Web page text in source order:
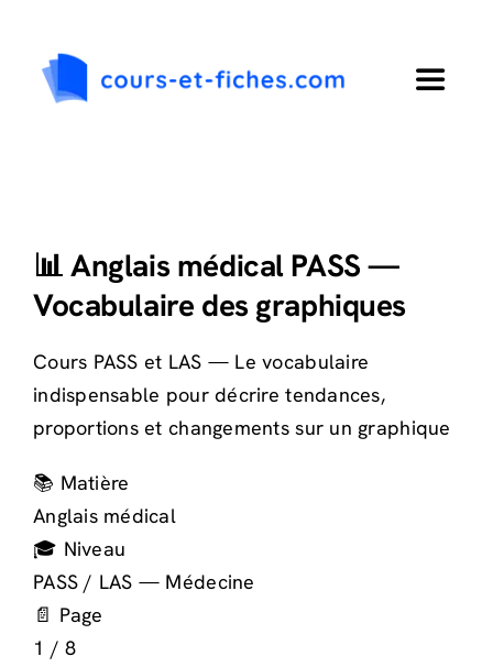
contenu
Toggle
Collège
📊 Anglais médical PASS —
Vocabulaire des graphiques
Cours PASS et LAS — Le vocabulaire
indispensable pour décrire tendances,
proportions et changements sur un graphique
📚 Matière
Anglais médical
🎓 Niveau
PASS / LAS — Médecine
📄 Page
1 / 8